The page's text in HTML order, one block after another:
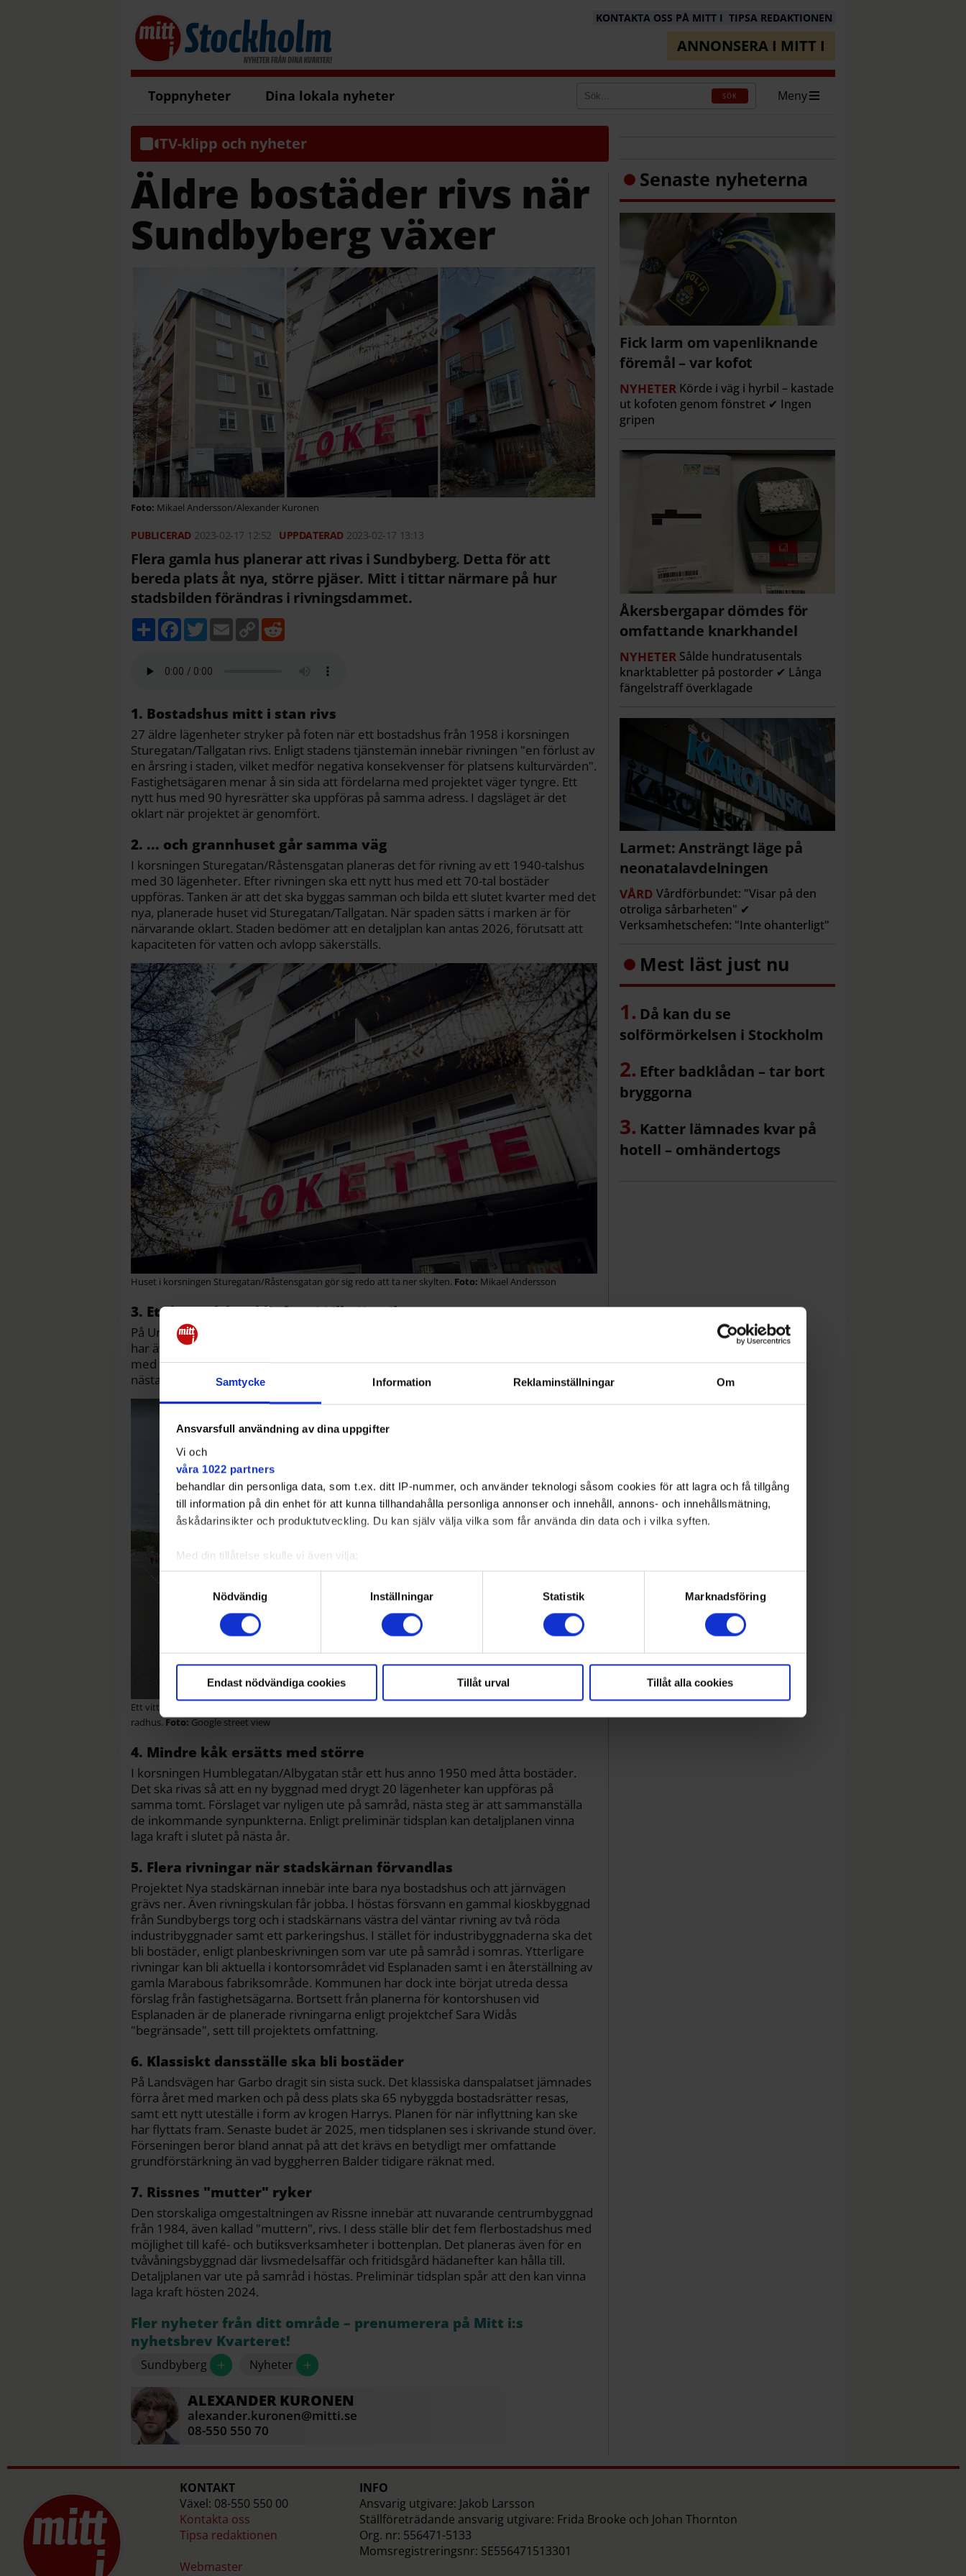
Samtycke Information Reklaminställningar Om
Ansvarsfull användning av dina uppgifter
Vi och
våra 1022 partners
behandlar din personliga data, som t.ex. ditt IP-nummer, och använder teknologi såsom cookies för att lagra och få tillgång
till information på din enhet för att kunna tillhandahålla personliga annonser och innehåll, annons- och innehållsmätning,
åskådarinsikter och produktutveckling. Du kan själv välja vilka som får använda din data och i vilka syften.
Med din tillåtelse skulle vi även vilja:
Samla in information om din geografiska plats som kan ha en noggrannhet på upp till flera meter
Identifiera din enhet genom att aktivt skanna den för specifika kännetecken (fingeravtryck)
Ta reda på mer om hur dina personliga uppgifter behandlas och ställ in dina preferenser i
detaljsektionen
Nödvändig
Inställningar Statistik Marknadsföring
Endast nödvändiga cookies Tillåt urval Tillåt alla cookies
KONTAKTA OSS PÅ MITT I TIPSA REDAKTIONEN
ANNONSERA I MITT I
Toppnyheter Dina lokala nyheter SÖK Meny
TV-klipp och nyheter
Äldre bostäder rivs när
Sundbyberg växer
Mikael Andersson/Alexander Kuronen
2023-02-17 12:52 2023-02-17 13:13
Flera gamla hus planerar att rivas i Sundbyberg. Detta för att
bereda plats åt nya, större pjäser. Mitt i tittar närmare på hur
stadsbilden förändras i rivningsdammet.
D
e
F
a
b
T
w
t
E
m
C
o
1. Bostadshus mitt i stan rivs
27 äldre lägenheter stryker på foten när ett bostadshus från 1958 i korsningen
Sturegatan/Tallgatan rivs. Enligt stadens tjänstemän innebär rivningen "en förlust av
en årsring i staden, vilket medför negativa konsekvenser för platsens kulturvärden ".
Fastighetsägaren menar å sin sida att fördelarna med projektet väger tyngre. Ett
nytt hus med 90 hyresrätter ska uppföras på samma adress. I dagsläget är det
oklart när projektet är genomfört.
2. ... och grannhuset går samma väg
I korsningen Sturegatan/Råstensgatan planeras det för rivning av ett 1940-talshus
med 30 lägenheter. Efter rivningen ska ett nytt hus med ett 70-tal bostäder
uppföras. Tanken är att det ska byggas samman och bilda ett slutet kvarter med det
nya, planerade huset vid Sturegatan/Tallgatan. När spaden sätts i marken är för
närvarande oklart. Staden bedömer att en detaljplan kan antas 2026, förutsatt att
kapaciteten för vatten och avlopp säkerställs.
Huset i korsningen Sturegatan/Råstensgatan gör sig redo att ta ner skylten. Mikael Andersson
3. Ett bostadshus blir fyra i Lilla Ursvik
På Ursviksvägen har ett vitt enbostadshus stått sedan 1945, tills det revs i fjol. Huset
har även huserat järnhandel, lanthandel och serviceverkstad. Om allt går som smort
med bygglov och andra teknikaliteter kan fyra radhus vara uppförda på adressen
nästa år, spår byggherren DB Tak.
Ett vitt enbostadshus som låg här på Ursviksvägen revs förra året och ska så småningom ersättas med fyra
radhus.
Google street view
4. Mindre kåk ersätts med större
I korsningen Humblegatan/Albygatan står ett hus anno 1950 med åtta bostäder.
Det ska rivas så att en ny byggnad med drygt 20 lägenheter kan uppföras på
samma tomt. Förslaget var nyligen ute på samråd, nästa steg är att sammanställa
de inkommande synpunkterna. Enligt preliminär tidsplan kan detaljplanen vinna
laga kraft i slutet på nästa år.
5. Flera rivningar när stadskärnan förvandlas
Projektet Nya stadskärnan innebär inte bara nya bostadshus och att järnvägen
grävs ner. Även rivningskulan får jobba. I höstas försvann en gammal kioskbyggnad
från Sundbybergs torg och i stadskärnans västra del väntar rivning av två röda
industribyggnader samt ett parkeringshus. I stället för industribyggnaderna ska det
bli bostäder, enligt planbeskrivningen som var ute på samråd i somras. Ytterligare
rivningar kan bli aktuella i kontorsområdet vid Esplanaden samt i en återställning av
gamla Marabous fabriksområde. Kommunen har dock inte börjat utreda dessa
förslag från fastighetsägarna. Bortsett från planerna för kontorshusen vid
Esplanaden är de planerade rivningarna enligt projektchef Sara Widås
"begränsade", sett till projektets omfattning.
6. Klassiskt dansställe ska bli bostäder
På Landsvägen har Garbo dragit sin sista suck. Det klassiska danspalatset jämnades
förra året med marken och på dess plats ska 65 nybyggda bostadsrätter resas,
samt ett nytt uteställe i form av krogen Harrys. Planen för när inflyttning kan ske
har flyttats fram. Senaste budet är 2025, men tidsplanen ses i skrivande stund över.
Förseningen beror bland annat på att det krävs en betydligt mer omfattande
grundförstärkning än vad byggherren Balder tidigare räknat med.
7. Rissnes "mutter" ryker
Den storskaliga omgestaltningen av Rissne innebär att nuvarande centrumbyggnad
från 1984, även kallad "muttern", rivs. I dess ställe blir det fem flerbostadshus med
möjlighet till kafé- och butiksverksamheter i bottenplan. Det planeras även för en
tvåvåningsbyggnad där livsmedelsaffär och fritidsgård hädanefter kan hålla till.
Detaljplanen var ute på samråd i höstas. Preliminär tidsplan spår att den kan vinna
laga kraft hösten 2024.
Fler nyheter från ditt område – prenumerera på Mitt i:s
nyhetsbrev Kvarteret!
Sundbyberg + Nyheter +
ALEXANDERKURONEN
alexander.kuronen@mitti.se
08-550 550 70
Senaste nyheterna
Fick larm om vapenliknande
föremål – var kofot
NYHETER Körde i väg i hyrbil – kastade
ut kofoten genom fönstret ✔ Ingen
gripen
Åkersbergapar dömdes för
omfattande knarkhandel
NYHETER Sålde hundratusentals
knarktabletter på postorder ✔ Långa
fängelstraff överklagade
Larmet: Ansträngt läge på
neonatalavdelningen
VÅRD Vårdförbundet: "Visar på den
otroliga sårbarheten" ✔
Verksamhetschefen: "Inte ohanterligt"
Mest läst just nu
Då kan du se
solförmörkelsen i Stockholm
Efter badklådan – tar bort
bryggorna
Katter lämnades kvar på
hotell – omhändertogs
KONTAKT
Växel: 08-550 550 00
Kontakta oss
Tipsa redaktionen
Webmaster
INFO
Ansvarig utgivare: Jakob Larsson
Ställföreträdande ansvarig utgivare: Frida Brooke och Johan Thornton
Org. nr: 556471-5133
Momsregistreringsnr: SE556471513301